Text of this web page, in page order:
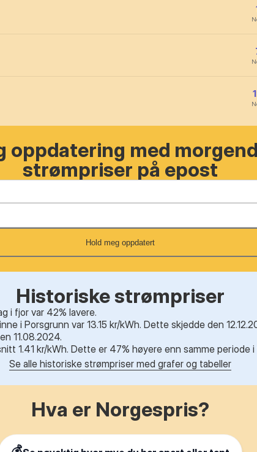
oppdatering med
strømpriser på epost
Hold meg oppdatert
Historiske strømpriser
i fjor var 42% lavere.
i Porsgrunn var 13.15 kr/kWh. Dette skjedde den
11.08.2024.
1.41 kr/kWh. Dette er 47% høyere enn samme periode i
Se alle historiske strømpriser med grafer og tabeller
Hva er Norgespris?